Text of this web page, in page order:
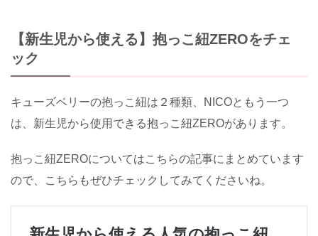
【新生児から使える】抱っこ紐ZEROをチェ
ック
キューズベリーの抱っこ紐は２種類、NICOともう一つ
は、新生児から使用できる抱っこ紐ZEROがあります。
抱っこ紐ZEROについてはこちらの記事にまとめています
ので、こちらもぜひチェックしてみてくださいね。